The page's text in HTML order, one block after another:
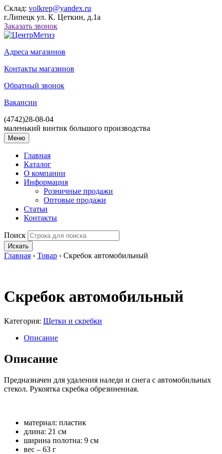
Склад: volkrep@yandex.ru
г.Липецк ул. К. Цеткин, д.1а
Заказать звонок
Адреса магазинов
Контакты магазинов
Обратный звонок
Вакансии
(4742)28-08-04
маленький винтик большого производства
Меню
Главная
Каталог
О компании
Информация
Розничные продажи
Оптовые продажи
Статьи
Контакты
Поиск
Искать
Главная › Товар › Скребок автомобильный
Скребок автомобильный
Категория: Щетки и скребки
Описание
Описание
Предназначен для удаления наледи и снега с автомобильных
стекол. Рукоятка скребка обрезиненная.
материал: пластик
длина: 21 см
ширина полотна: 9 см
вес – 63 г